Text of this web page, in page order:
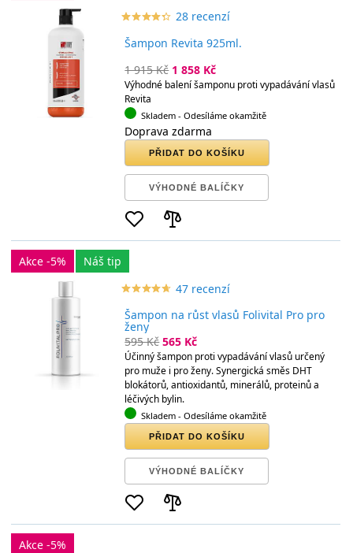
star_borderstar_borderstar_borderstar_borderstar_border
starstarstarstarstar 28 recenzí
Šampon Revita 925ml.
1 915 Kč 1 858 Kč
Výhodné balení šamponu proti vypadávání vlasů
Revita
Skladem - Odesíláme okamžitě
Doprava zdarma
PŘIDAT DO KOŠÍKU
VÝHODNÉ BALÍČKY
Akce -5% Náš tip
star_borderstar_borderstar_borderstar_borderstar_border
starstarstarstarstar 47 recenzí
Šampon na růst vlasů Folivital Pro pro
ženy
595 Kč 565 Kč
Účinný šampon proti vypadávání vlasů určený
pro muže i pro ženy. Synergická směs DHT
blokátorů, antioxidantů, minerálů, proteinů a
léčivých bylin.
Skladem - Odesíláme okamžitě
PŘIDAT DO KOŠÍKU
VÝHODNÉ BALÍČKY
Akce -5%